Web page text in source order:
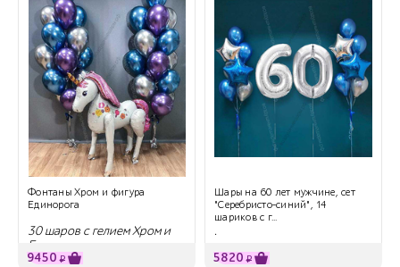
Фонтаны Хром и фигура
Единорога
30 шаров с гелием Хром и
Единорог
9450 ₽
Шары на 60 лет мужчине, сет
"Серебристо-синий", 14
шариков с г...
.
5820 ₽